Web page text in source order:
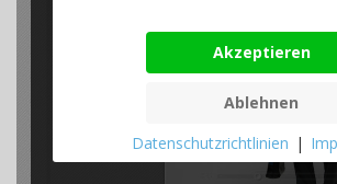
Akzeptieren
Ablehnen
Datenschutzrichtlinien |